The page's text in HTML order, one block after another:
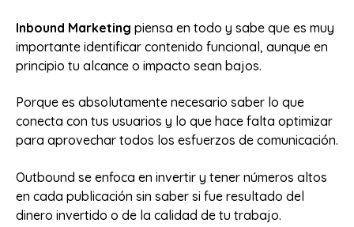
Inbound Marketing piensa en todo y sabe que es muy
importante identificar contenido funcional, aunque en
principio tu alcance o impacto sean bajos.
Porque es absolutamente necesario saber lo que
conecta con tus usuarios y lo que hace falta optimizar
para aprovechar todos los esfuerzos de comunicación.
Outbound se enfoca en invertir y tener números altos
en cada publicación sin saber si fue resultado del
dinero invertido o de la calidad de tu trabajo.